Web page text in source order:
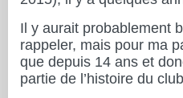
Il y aurait probablement
rappeler, mais pour ma
que depuis 14 ans et
partie de l’histoire du